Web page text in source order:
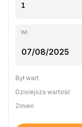
Wł.
Był wart
Dzisiejsza wartość
Zmień